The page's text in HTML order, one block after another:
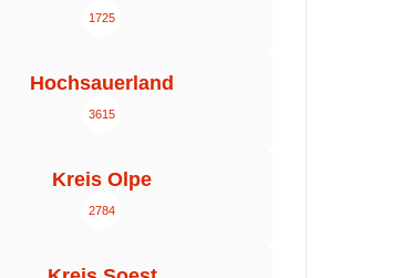
1725
Hochsauerland
3615
Kreis Olpe
2784